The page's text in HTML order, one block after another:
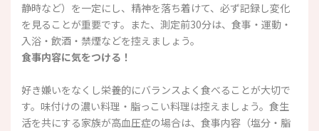
静時など）を一定にし、精神を落ち着けて、必ず記録し変化
を見ることが重要です。また、測定前30分は、食事・運動・
入浴・飲酒・禁煙などを控えましょう。
食事内容に気をつける！
好き嫌いをなくし栄養的にバランスよく食べることが大切で
す。味付けの濃い料理・脂っこい料理は控えましょう。食生
活を共にする家族が高血圧症の場合は、食事内容（塩分・脂